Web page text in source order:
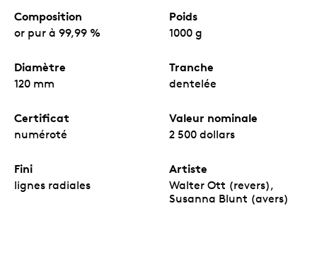
Composition
or pur à 99,99 %
Poids
1000 g
Diamètre
120 mm
Tranche
dentelée
Certificat
numéroté
Valeur nominale
2 500 dollars
Fini
lignes radiales
Artiste
Walter Ott (revers),
Susanna Blunt (avers)